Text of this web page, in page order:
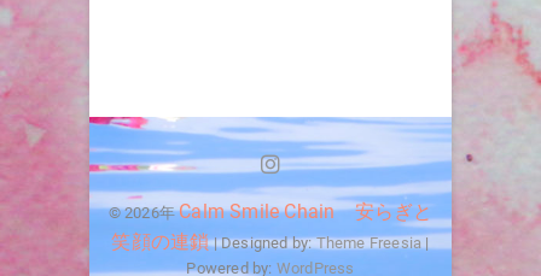
Instagram
© 2026年Calm Smile Chain 安らぎと
笑顔の連鎖| Designed by:Theme Freesia |
Powered by: WordPress